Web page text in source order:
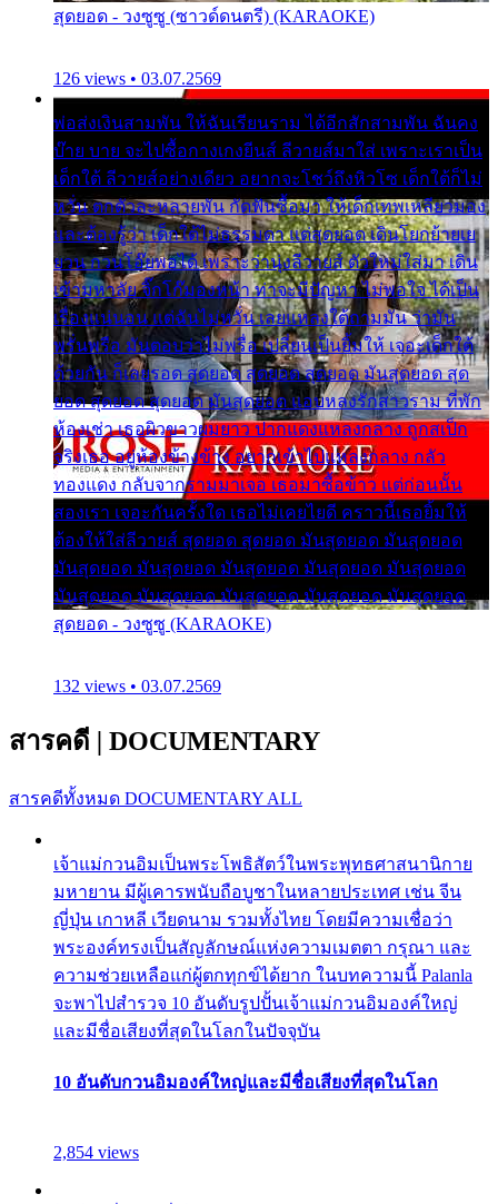
สุดยอด - วงซูซู (ซาวด์ดนตรี) (KARAOKE)
126 views • 03.07.2569
พ่อส่งเงินสามพัน ให้ฉันเรียนราม ได้อีกสักสามพัน ฉันคง
บ๊าย บาย จะไปซื้อกางเกงยีนส์ ลีวายส์มาใส่ เพราะเราเป็น
เด็กใต้ ลีวายส์อย่างเดียว อยากจะโชว์ถึงหิวโซ เด็กใต้ก็ไม่
หวั่น ตกตัวละหลายพัน กัดฟันซื้อมา ให้เด็กเทพเหลียวมอง
และต้องรู้ว่า เด็กใต้ไม่ธรรมดา แต่สุดยอด เดินโยกย้ายเย
ยวน กวนโอ๊ยพอได้ เพราะว่านุ่งลีวายส์ ตัวใหม่ใส่มา เดิน
เข้ามหาลัย จิ๊กโก๊มองหน้า ท่าจะมีปัญหา ไม่พอใจ ได้เป็น
เรื่องแน่นอน แต่ฉันไม่หวั่น เลยแหลงใต้ถามมัน ว่ามัน
พรั่นพรือ มันตอบว่าไม่พรื่อ เปลี่ยนเป็นยิ้มให้ เจอะเด็กใต้
ด้วยกัน ก็เลยรอด สุดยอด สุดยอด สุดยอด มันสุดยอด สุด
ยอด สุดยอด สุดยอด มันสุดยอด แอบหลงรักสาวราม ที่พัก
ห้องเช่า เธอผิวขาวผมยาว ปากแดงแหลงกลาง ถูกสเป็ก
จริงเธอ อยู่ห้องข้างข้าง อยากเข้าไปแหลงกลาง กลัว
ทองแดง กลับจากรามมาเจอ เธอมาซื้อข้าว แต่ก่อนนั้น
สองเรา เจอะกันครั้งใด เธอไม่เคยไยดี คราวนี้เธอยิ้มให้
ต้องให้ใส่ลีวายส์ สุดยอด สุดยอด มันสุดยอด มันสุดยอด
มันสุดยอด มันสุดยอด มันสุดยอด มันสุดยอด มันสุดยอด
มันสุดยอด มันสุดยอด มันสุดยอด มันสุดยอด มันสุดยอด
สุดยอด - วงซูซู (KARAOKE)
132 views • 03.07.2569
สารคดี | DOCUMENTARY
สารคดีทั้งหมด DOCUMENTARY ALL
เจ้าแม่กวนอิมเป็นพระโพธิสัตว์ในพระพุทธศาสนานิกาย
มหายาน มีผู้เคารพนับถือบูชาในหลายประเทศ เช่น จีน
ญี่ปุ่น เกาหลี เวียดนาม รวมทั้งไทย โดยมีความเชื่อว่า
พระองค์ทรงเป็นสัญลักษณ์แห่งความเมตตา กรุณา และ
ความช่วยเหลือแก่ผู้ตกทุกข์ได้ยาก ในบทความนี้ Palanla
จะพาไปสำรวจ 10 อันดับรูปปั้นเจ้าแม่กวนอิมองค์ใหญ่
และมีชื่อเสียงที่สุดในโลกในปัจจุบัน
10 อันดับกวนอิมองค์ใหญ่และมีชื่อเสียงที่สุดในโลก
2,854 views